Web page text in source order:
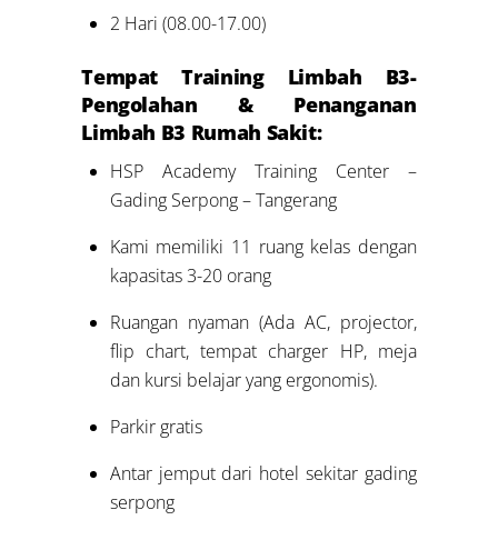
2 Hari (08.00-17.00)
Tempat Training Limbah B3-
Pengolahan & Penanganan
Limbah B3 Rumah Sakit:
HSP Academy Training Center –
Gading Serpong – Tangerang
Kami memiliki 11 ruang kelas dengan
kapasitas 3-20 orang
Ruangan nyaman (Ada AC, projector,
flip chart, tempat charger HP, meja
dan kursi belajar yang ergonomis).
Parkir gratis
Antar jemput dari hotel sekitar gading
serpong